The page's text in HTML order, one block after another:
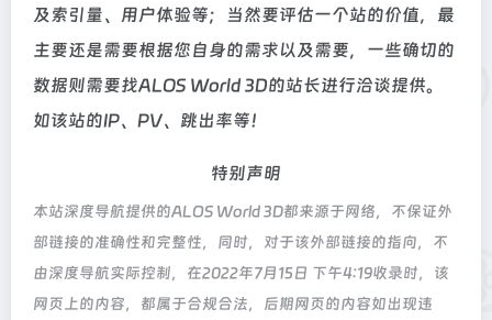
及索引量、用户体验等；当然要评估一个站的价值，最
主要还是需要根据您自身的需求以及需要，一些确切的
数据则需要找ALOS World 3D的站长进行洽谈提供。
如该站的IP、PV、跳出率等！
特别声明
本站深度导航提供的ALOS World 3D都来源于网络，不保证外
部链接的准确性和完整性，同时，对于该外部链接的指向，不
由深度导航实际控制，在2022年7月15日 下午4:19收录时，该
网页上的内容，都属于合规合法，后期网页的内容如出现违